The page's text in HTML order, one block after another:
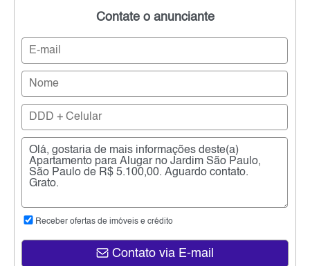
Contate o anunciante
Receber ofertas de imóveis e crédito
Contato via E-mail